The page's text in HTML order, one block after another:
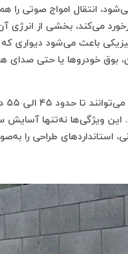
انتقال امواج صوتی را
می‌کند، بخشی از انرژی
باعث می‌شود دیواری که
بوق خودروها یا حتی صدای
طبق
ویژگی‌ها نه‌تنها آسایش
استانداردهای طراحی را